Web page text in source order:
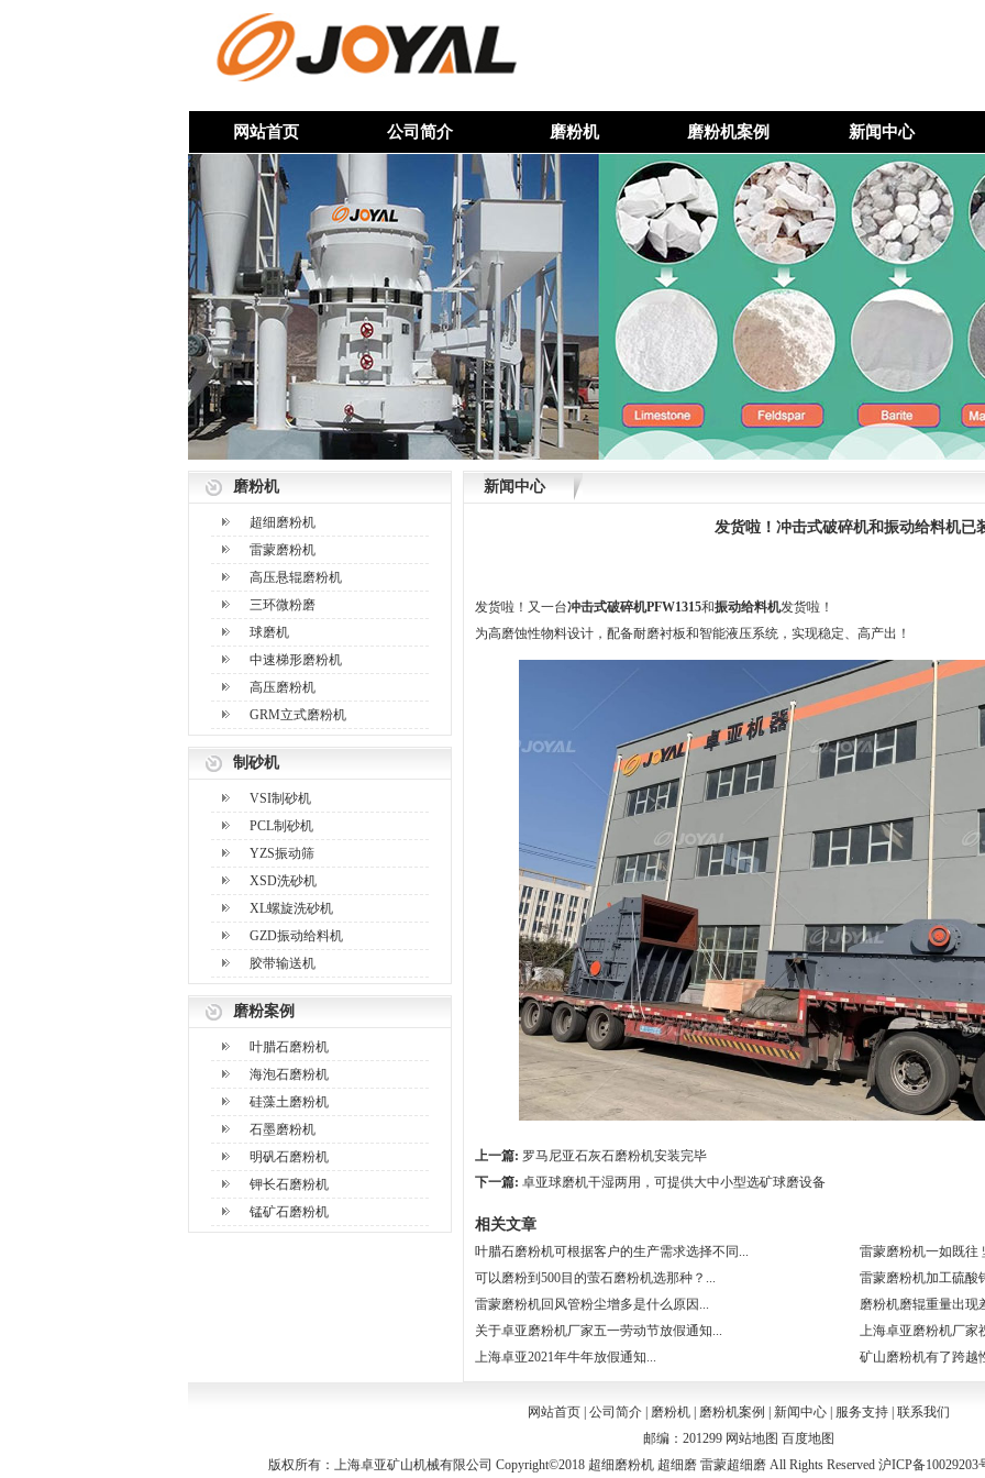
网站首页 公司简介 磨粉机 磨粉机案例 新闻中心
磨粉机
超细磨粉机
雷蒙磨粉机
高压悬辊磨粉机
三环微粉磨
球磨机
中速梯形磨粉机
高压磨粉机
GRM立式磨粉机
制砂机
VSI制砂机
PCL制砂机
YZS振动筛
XSD洗砂机
XL螺旋洗砂机
GZD振动给料机
胶带输送机
磨粉案例
叶腊石磨粉机
海泡石磨粉机
硅藻土磨粉机
石墨磨粉机
明矾石磨粉机
钾长石磨粉机
锰矿石磨粉机
新闻中心
发货啦！冲击式破碎机和振动给料机已
发货啦！又一台冲击式破碎机PFW1315和振动给料机发货啦！
为高磨蚀性物料设计，配备耐磨衬板和智能液压系统，实现稳定、高产出！
上一篇: 罗马尼亚石灰石磨粉机安装完毕
下一篇: 卓亚球磨机干湿两用，可提供大中小型选矿球磨设备
相关文章
叶腊石磨粉机可根据客户的生产需求选择不同...
雷蒙磨粉机一如既往
可以磨粉到500目的萤石磨粉机选那种？...
雷蒙磨粉机加工硫酸
雷蒙磨粉机回风管粉尘增多是什么原因...
磨粉机磨辊重量出现
关于卓亚磨粉机厂家五一劳动节放假通知...
上海卓亚磨粉机厂
上海卓亚2021年牛年放假通知...
矿山磨粉机有了跨越
网站首页 | 公司简介 | 磨粉机 | 磨粉机案例 | 新闻中心 | 服务支持 | 联系我们
邮编：201299 网站地图 百度地图
版权所有：上海卓亚矿山机械有限公司 Copyright©2018 超细磨粉机 超细磨 雷蒙超细磨All Rights Reserved 沪ICP备